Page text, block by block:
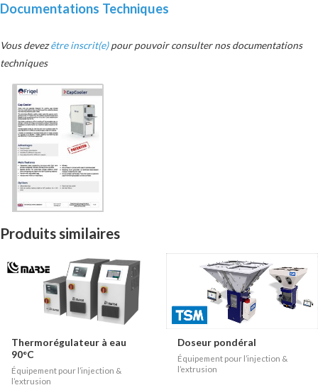
Documentations Techniques
Vous devezêtre inscrit(e)pour pouvoir consulter nos documentations
techniques
Produits similaires
Thermorégulateur à eau
90°C
Équipement pour l’injection &
l’extrusion
Doseur pondéral
Équipement pour l’injection &
l’extrusion